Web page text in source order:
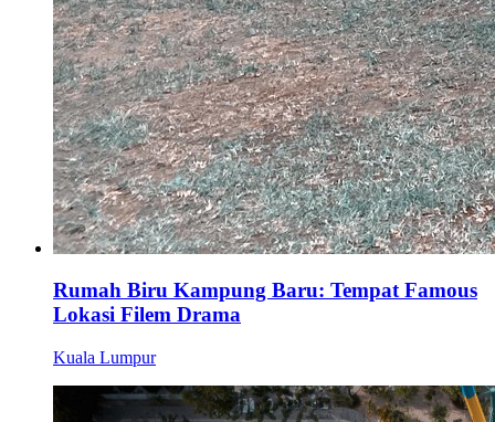
Rumah Biru Kampung Baru: Tempat Famous
Lokasi Filem Drama
Kuala Lumpur